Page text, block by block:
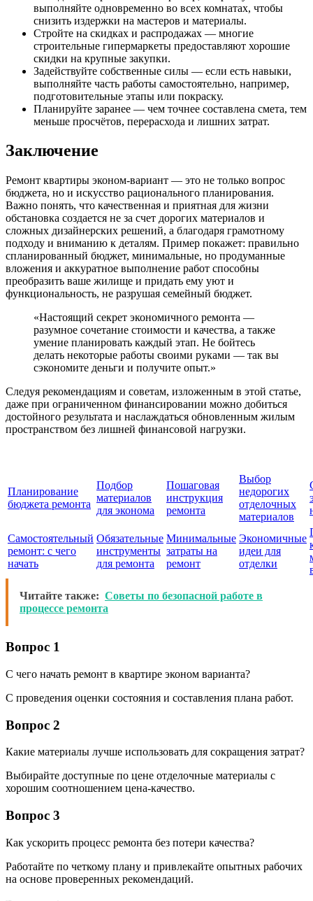
выполняйте одновременно во всех комнатах, чтобы
снизить издержки на мастеров и материалы.
Стройте на скидках и распродажах — многие
строительные гипермаркеты предоставляют хорошие
скидки на крупные закупки.
Задействуйте собственные силы — если есть навыки,
выполняйте часть работы самостоятельно, например,
подготовительные этапы или покраску.
Планируйте заранее — чем точнее составлена смета, тем
меньше просчётов, перерасхода и лишних затрат.
Заключение
Ремонт квартиры эконом-вариант — это не только вопрос
бюджета, но и искусство рационального планирования.
Важно понять, что качественная и приятная для жизни
обстановка создается не за счет дорогих материалов и
сложных дизайнерских решений, а благодаря грамотному
подходу и вниманию к деталям. Пример покажет: правильно
спланированный бюджет, минимальные, но продуманные
вложения и аккуратное выполнение работ способны
преобразить ваше жилище и придать ему уют и
функциональность, не разрушая семейный бюджет.
«Настоящий секрет экономичного ремонта —
разумное сочетание стоимости и качества, а также
умение планировать каждый этап. Не бойтесь
делать некоторые работы своими руками — так вы
сэкономите деньги и получите опыт.»
Следуя рекомендациям и советам, изложенным в этой статье,
даже при ограниченном финансировании можно добиться
достойного результата и наслаждаться обновленным жилым
пространством без лишней финансовой нагрузки.
Планирование
бюджета ремонта
Подбор
материалов
для эконома
Пошаговая
инструкция
ремонта
Выбор
недорогих
отделочных
материалов
Самостоятельный
ремонт: с чего
начать
Обязательные
инструменты
для ремонта
Минимальные
затраты на
ремонт
Экономичные
идеи для
отделки
Читайте также: Советы по безопасной работе в
процессе ремонта
Вопрос 1
С чего начать ремонт в квартире эконом варианта?
С проведения оценки состояния и составления плана работ.
Вопрос 2
Какие материалы лучше использовать для сокращения затрат?
Выбирайте доступные по цене отделочные материалы с
хорошим соотношением цена-качество.
Вопрос 3
Как ускорить процесс ремонта без потери качества?
Работайте по четкому плану и привлекайте опытных рабочих
на основе проверенных рекомендаций.